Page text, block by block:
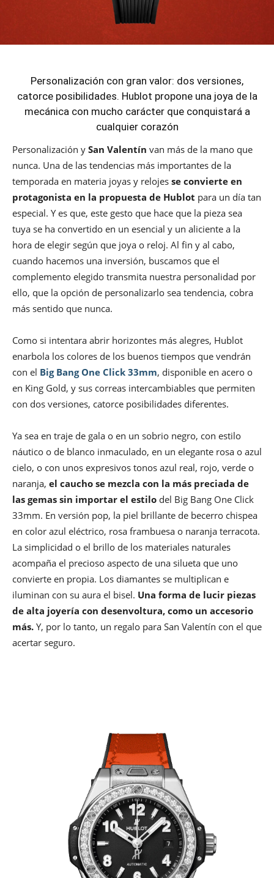
Personalización con gran valor: dos versiones,
catorce posibilidades. Hublot propone una joya de la
mecánica con mucho carácter que conquistará a
cualquier corazón
Personalización y San Valentín van más de la mano que
nunca. Una de las tendencias más importantes de la
temporada en materia joyas y relojes se convierte en
protagonista en la propuesta de Hublot para un día tan
especial. Y es que, este gesto que hace que la pieza sea
tuya se ha convertido en un esencial y un aliciente a la
hora de elegir según que joya o reloj. Al fin y al cabo,
cuando hacemos una inversión, buscamos que el
complemento elegido transmita nuestra personalidad por
ello, que la opción de personalizarlo sea tendencia, cobra
más sentido que nunca.
Como si intentara abrir horizontes más alegres, Hublot
enarbola los colores de los buenos tiempos que vendrán
con el Big Bang One Click 33mm, disponible en acero o
en King Gold, y sus correas intercambiables que permiten
con dos versiones, catorce posibilidades diferentes.
Ya sea en traje de gala o en un sobrio negro, con estilo
náutico o de blanco inmaculado, en un elegante rosa o azul
cielo, o con unos expresivos tonos azul real, rojo, verde o
naranja, el caucho se mezcla con la más preciada de
las gemas sin importar el estilo del Big Bang One Click
33mm. En versión pop, la piel brillante de becerro chispea
en color azul eléctrico, rosa frambuesa o naranja terracota.
La simplicidad o el brillo de los materiales naturales
acompaña el precioso aspecto de una silueta que uno
convierte en propia. Los diamantes se multiplican e
iluminan con su aura el bisel. Una forma de lucir piezas
de alta joyería con desenvoltura, como un accesorio
más. Y, por lo tanto, un regalo para San Valentín con el que
acertar seguro.